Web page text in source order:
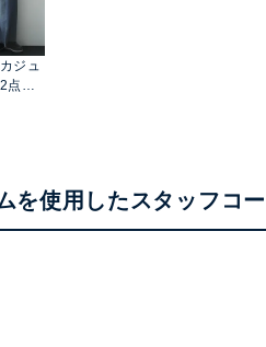
ジュ
SE
を使用したスタッフコ